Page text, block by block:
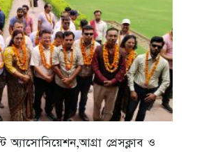
অ্যাসোসিয়েশন,আগ্রা প্রেসক্লাব ও